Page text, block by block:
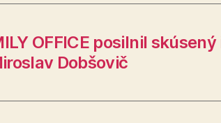
OFFICE posilnil
Dobšovič